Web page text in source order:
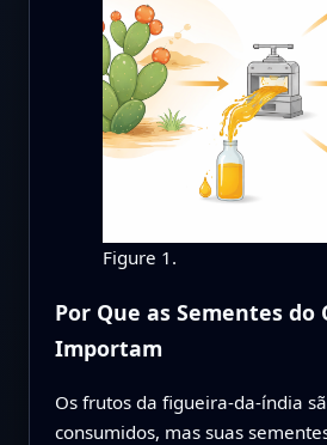
Figure 1.
Por Que as Sementes do
Importam
Os frutos da figueira-da-índia
consumidos, mas suas